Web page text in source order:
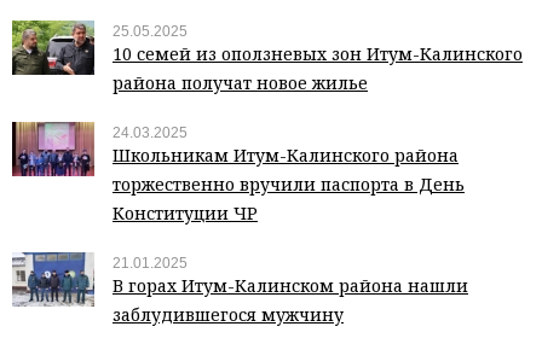
25.05.2025
10 семей из оползневых зон Итум-Калинского
района получат новое жилье
24.03.2025
Школьникам Итум-Калинского района
торжественно вручили паспорта в День
Конституции ЧР
21.01.2025
В горах Итум-Калинском района нашли
заблудившегося мужчину